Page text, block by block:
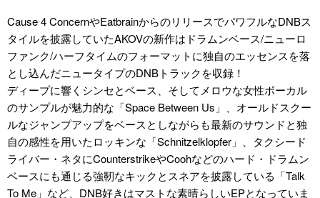
Cause 4 ConcernやEatbrainからのリリースでパワフルなDNBス
タイルを披露していたAKOVの新作はドラムンベース/ニューロ
ファンク/ハーフタイムのフォーマットに独自のエッセンスを落
とし込んだニュータイプのDNBトラックを収録！
ディープに響くシンセとベース、そしてメロウな女性ボーカル
のサンプルが魅力的な「Space Between Us」、オールドスクー
ルなジャンプアップをベースとしながらも最新のサウンドと独
自の感性を用いたロッキンな「Schnitzelklopfer」、タクシード
ライバー・ネタにCounterstrikeやCoohなどのハード・ドラムン
ベースにも通じる強靭なキックとスネアを披露している「Talk
To Me」など、DNB好きはマストな素晴らしいEPとなっていま